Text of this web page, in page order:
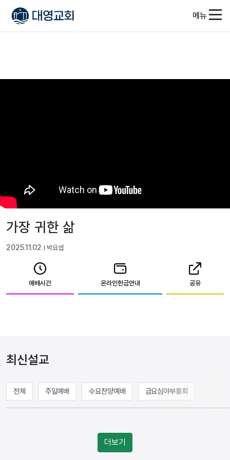
메뉴
가장 귀한 삶
2025.11.02 l 박요셉
예배시간 온라인헌금안내 공유
최신설교
전체 주일예배 수요찬양예배 금요심야부흥회
더보기